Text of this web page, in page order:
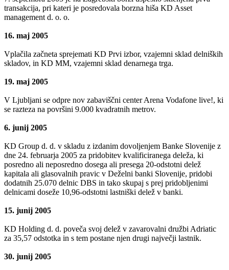
transakcija, pri kateri je posredovala borzna hiša KD Asset
management d. o. o.
16. maj 2005
Vplačila začneta sprejemati KD Prvi izbor, vzajemni sklad delniških
skladov, in KD MM, vzajemni sklad denarnega trga.
19. maj 2005
V Ljubljani se odpre nov zabaviščni center Arena Vodafone live!, ki
se razteza na površini 9.000 kvadratnih metrov.
6. junij 2005
KD Group d. d. v skladu z izdanim dovoljenjem Banke Slovenije z
dne 24. februarja 2005 za pridobitev kvalificiranega deleža, ki
posredno ali neposredno dosega ali presega 20-odstotni delež
kapitala ali glasovalnih pravic v Deželni banki Slovenije, pridobi
dodatnih 25.070 delnic DBS in tako skupaj s prej pridobljenimi
delnicami doseže 10,96-odstotni lastniški delež v banki.
15. junij 2005
KD Holding d. d. poveča svoj delež v zavarovalni družbi Adriatic
za 35,57 odstotka in s tem postane njen drugi največji lastnik.
30. junij 2005